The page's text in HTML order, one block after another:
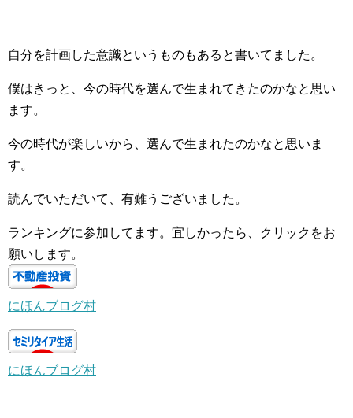
自分を計画した意識というものもあると書いてました。
僕はきっと、今の時代を選んで生まれてきたのかなと思い
ます。
今の時代が楽しいから、選んで生まれたのかなと思いま
す。
読んでいただいて、有難うございました。
ランキングに参加してます。宜しかったら、クリックをお
願いします。
にほんブログ村
にほんブログ村